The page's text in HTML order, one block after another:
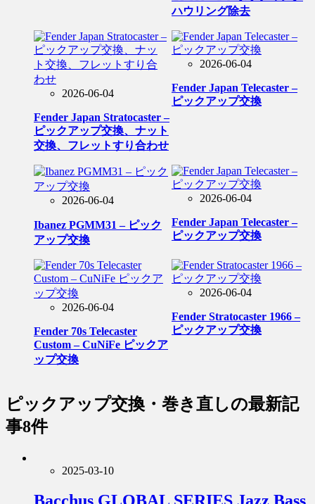
ハウリング除去
2026-06-04
Fender Japan Stratocaster –
ピックアップ交換、ナット
交換、フレットすり合わせ
2026-06-04
Fender Japan Telecaster –
ピックアップ交換
2026-06-04
Ibanez PGMM31 – ピック
アップ交換
2026-06-04
Fender Japan Telecaster –
ピックアップ交換
2026-06-04
Fender 70s Telecaster
Custom – CuNiFe ピックア
ップ交換
2026-06-04
Fender Stratocaster 1966 –
ピックアップ交換
ピックアップ交換・巻き直しの最新記
事8件
2025-03-10